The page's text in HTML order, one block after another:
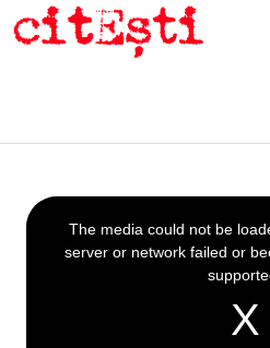
This
is
a
The media could not be
server or network failed or